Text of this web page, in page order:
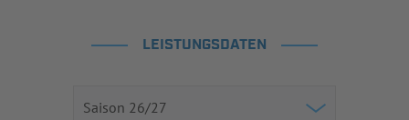
LEISTUNGSDATEN